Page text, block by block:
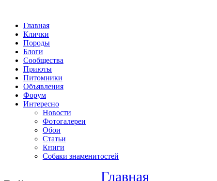
Главная
Клички
Породы
Блоги
Сообщества
Приюты
Питомники
Объявления
Форум
Интересно
Новости
Фотогалереи
Обои
Статьи
Книги
Собаки знаменитостей
Главная